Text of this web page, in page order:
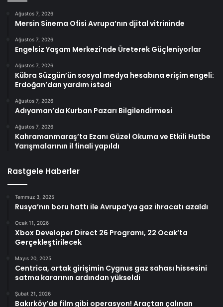
Ağustos 7, 2026
Mersin Sinema Ofisi Avrupa’nın djital vitrininde
Ağustos 7, 2026
Engelsiz Yaşam Merkezi’nde Üreterek Güçleniyorlar
Ağustos 7, 2026
Kübra Süzgün’ün sosyal medya hesabına erişim engeli:
Erdoğan’dan yardım istedi
Ağustos 7, 2026
Adıyaman’da Kurban Pazarı Bilgilendirmesi
Ağustos 7, 2026
Kahramanmaraş’ta Ezanı Güzel Okuma ve Etkili Hutbe
Yarışmalarının il finali yapıldı
Rastgele Haberler
Temmuz 3, 2025
Rusya’nın boru hattı ile Avrupa’ya gaz ihracatı azaldı
Ocak 11, 2026
Xbox Developer Direct 26 Programı, 22 Ocak’ta
Gerçekleştirilecek
Mayıs 20, 2025
Centrica, ortak girişimin Cygnus gaz sahası hissesini
satma kararının ardından yükseldi
Şubat 21, 2026
Bakırköy’de film gibi operasyon! Araçtan çalınan